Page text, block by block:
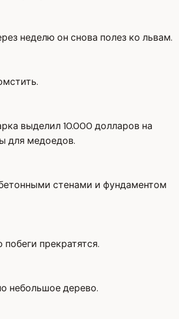
неделю он снова полез ко львам.
выделил 10.000 долларов на
для медоедов.
стенами и фундаментом
побеги прекратятся.
небольшое дерево.